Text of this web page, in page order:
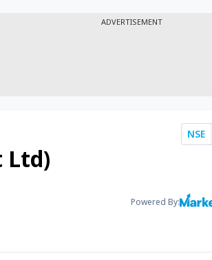
ADVERTISEMENT
NSE
Ltd)
Powered By: